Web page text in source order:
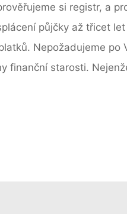
si registr, a
půjčky až třicet
Nepožadujeme po
finanční starosti.